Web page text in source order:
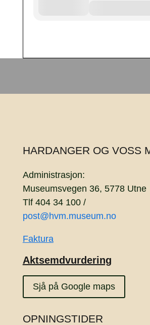
HARDANGER OG VOSS
Administrasjon:
Museumsvegen 36, 5778 Utne
Tlf 404 34 100 /
post@hvm.museum.no
Faktura
Aktsemdvurdering
Sjå på Google maps
OPNINGSTIDER